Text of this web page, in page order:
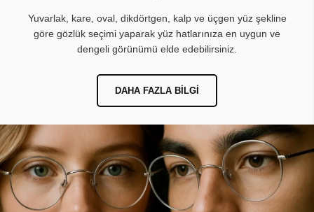
Yuvarlak, kare, oval, dikdörtgen, kalp ve üçgen yüz şekline
göre gözlük seçimi yaparak yüz hatlarınıza en uygun ve
dengeli görünümü elde edebilirsiniz.
DAHA FAZLA BILGI